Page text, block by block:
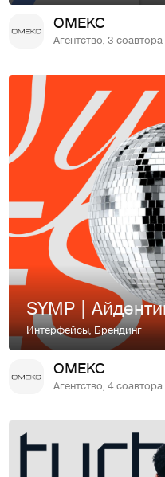
OMEKC
Агентство, 3 соавтора
Интерфейсы,Брендинг
OMEKC
Агентство, 4 соавтора